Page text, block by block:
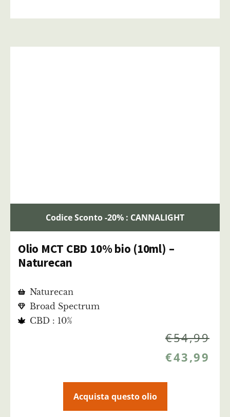
Codice Sconto -20% : CANNALIGHT
Olio MCT CBD 10% bio (10ml) –
Naturecan
Naturecan
Broad Spectrum
CBD : 10%
€54,99
€43,99
Acquista questo olio